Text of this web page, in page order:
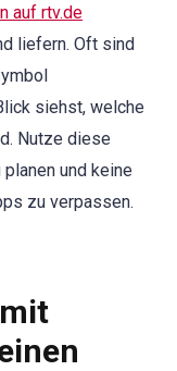
auf rtv.de
liefern. Oft sind
siehst, welche
Nutze diese
und keine
zu verpassen.